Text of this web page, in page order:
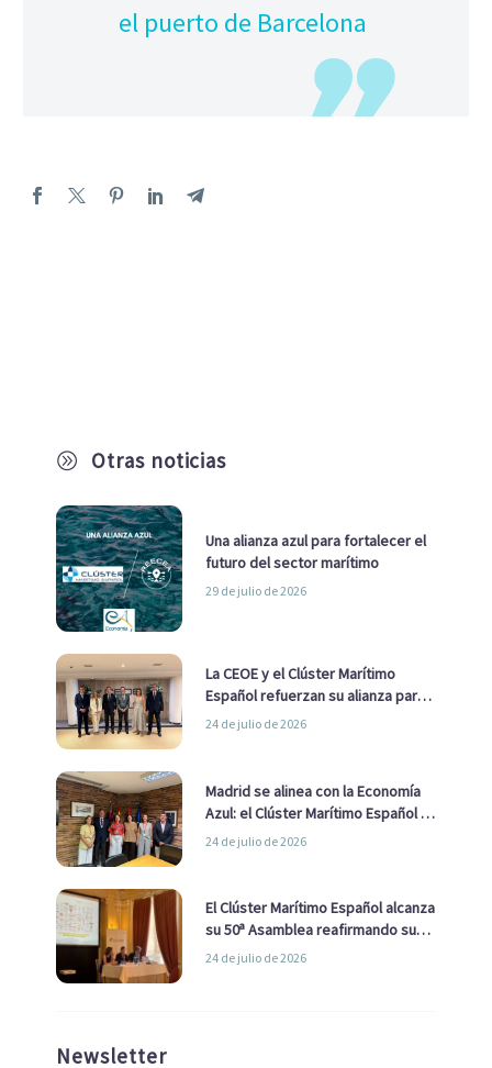
A Otras noticias
Una alianza azul para fortalecer el
futuro del sector marítimo
29 de julio de 2026
La CEOE y el Clúster Marítimo
Español refuerzan su alianza para
impulsar una estrategia Nacional
24 de julio de 2026
Madrid se alinea con la Economía
Azul: el Clúster Marítimo Español y
la Real Liga Naval avanzan alianzas
24 de julio de 2026
El Clúster Marítimo Español alcanza
su 50ª Asamblea reafirmando su
liderazgo en la Economía Azul
24 de julio de 2026
Newsletter
el puerto de Barcelona